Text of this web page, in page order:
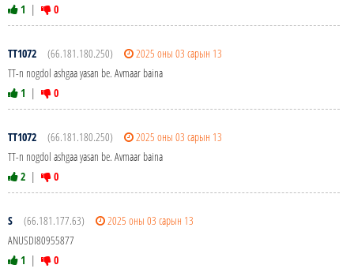
1 | 0
TT1072 (66.181.180.250)
2025 оны 03 сарын 13
TT-n nogdol ashgaa yasan be. Avmaar baina
1 | 0
TT1072 (66.181.180.250)
2025 оны 03 сарын 13
TT-n nogdol ashgaa yasan be. Avmaar baina
2 | 0
S (66.181.177.63)
2025 оны 03 сарын 13
ANUSDI80955877
1 | 0